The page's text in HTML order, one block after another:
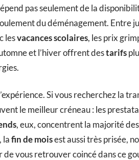
pas seulement de la
du déménagement. Entre
lesvacances scolaires, les prix
et l’hiver offrent destarifs
Si vous recherchez la
le meilleur créneau : les
, eux, concentrent la majorité
lafin de moisest aussi très prisée,
vous retrouver coincé dans ce